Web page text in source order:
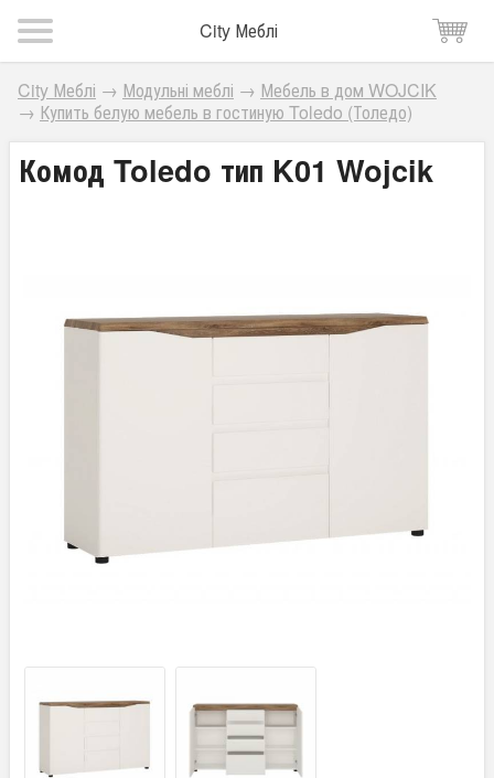
City Меблі
City Меблі → Модульні меблі → Мебель в дом WOJCIK
→ Купить белую мебель в гостиную Toledo (Толедо)
Комод Toledo тип K01 Wojcik